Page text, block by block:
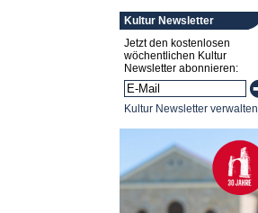
Kultur Newsletter
Jetzt den kostenlosen
wöchentlichen Kultur
Newsletter abonnieren:
Kultur Newsletter verwalten